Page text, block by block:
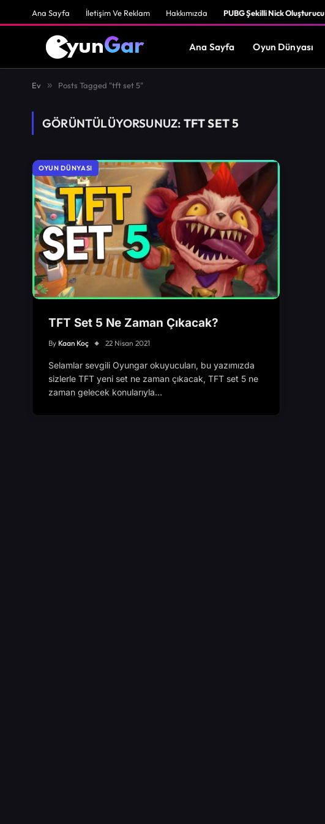
Ana Sayfa İletişim Ve Reklam Hakkımızda PUBG Şekilli Nick Oluşturucu
Ana Sayfa Oyun Dünyası
Ev » Posts Tagged "tft set 5"
GÖRÜNTÜLÜYORSUNUZ: TFT SET 5
OYUN DÜNYASI
TFT Set 5 Ne Zaman Çıkacak?
By Kaan Koç 22 Nisan 2021
Selamlar sevgili Oyungar okuyucuları, bu yazımızda
sizlerle TFT yeni set ne zaman çıkacak, TFT set 5 ne
zaman gelecek konularıyla…